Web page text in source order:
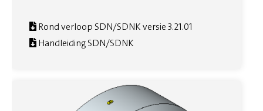
Rond verloop SDN/SDNK versie 3.21.01
Handleiding SDN/SDNK